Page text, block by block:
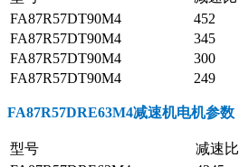
FA87R57DT90M4
452
FA87R57DT90M4
345
FA87R57DT90M4
300
FA87R57DT90M4
249
FA87R57DRE63M4减速机电机参数
型号 减速比